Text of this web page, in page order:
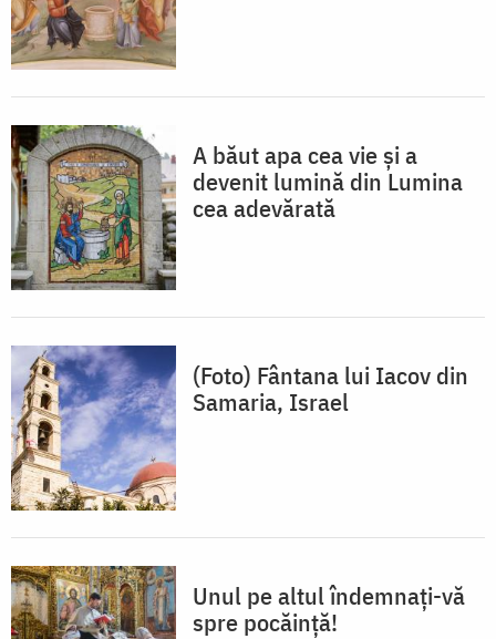
A băut apa cea vie și a
devenit lumină din Lumina
cea adevărată
(Foto) Fântana lui Iacov din
Samaria, Israel
Unul pe altul îndemnați-vă
spre pocăință!